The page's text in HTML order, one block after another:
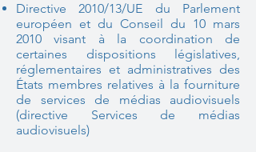
Directive 2010/13/UE du Parlement
européen et du Conseil du 10 mars
2010 visant à la coordination de
certaines dispositions législatives,
réglementaires et administratives des
États membres relatives à la fourniture
de services de médias audiovisuels
(directive Services de médias
audiovisuels)